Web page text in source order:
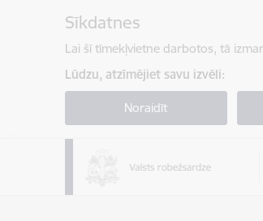
Sīkdatnes
Lai šī tīmekļvietne darbotos, tā
Lūdzu, atzīmējiet savu izvēli:
Noraidīt